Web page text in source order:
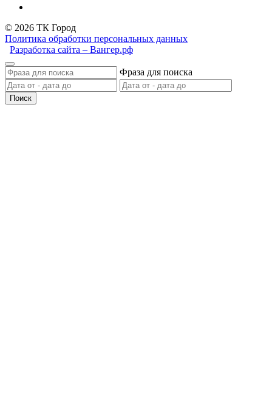
© 2026 ТК Город
Политика обработки персональных данных
Разработка сайта – Вангер.рф
Фраза для поиска
Поиск